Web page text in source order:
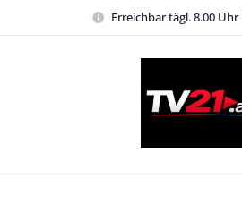
Erreichbar tägl. 8.00